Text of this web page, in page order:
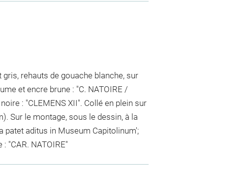
rehauts de gouache blanche, sur
et encre brune : "C. NATOIRE /
: "CLEMENS XII". Collé en plein sur
Sur le montage, sous le dessin, à la
patet aditus in Museum Capitolinum';
"CAR. NATOIRE"